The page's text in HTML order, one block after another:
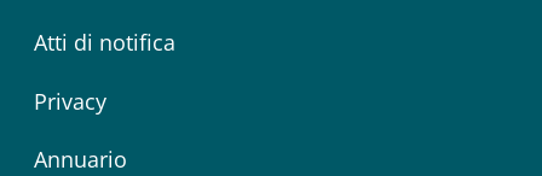
Atti di notifica
Privacy
Annuario